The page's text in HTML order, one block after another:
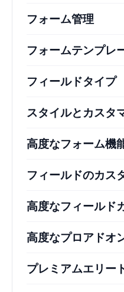
フォーム管理
フォームテンプレ
フィールドタイプ
スタイルとカスタ
高度なフォーム機
フィールドのカス
高度なフィールド
高度なプロアドオ
プレミアムエリー